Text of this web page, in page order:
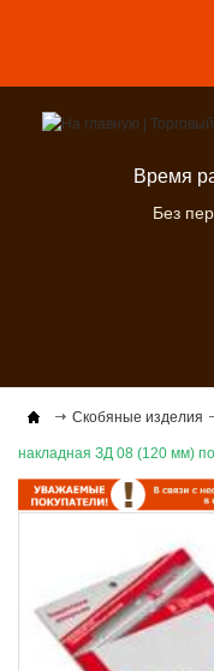
Время
Без
Скобяные изделия
накладная ЗД 08 (120 мм)